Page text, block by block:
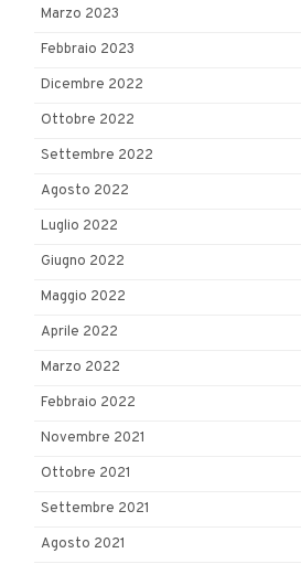
Marzo 2023
Febbraio 2023
Dicembre 2022
Ottobre 2022
Settembre 2022
Agosto 2022
Luglio 2022
Giugno 2022
Maggio 2022
Aprile 2022
Marzo 2022
Febbraio 2022
Novembre 2021
Ottobre 2021
Settembre 2021
Agosto 2021